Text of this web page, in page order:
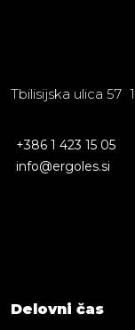
Tbilisijska ulica 57
+386 1 423 15 05
info@ergoles.si
Delovni čas